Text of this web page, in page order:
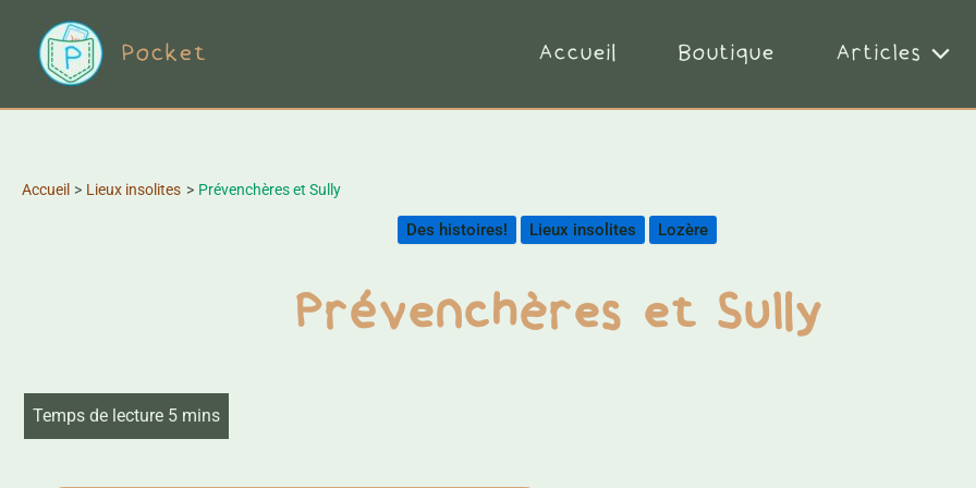
Pocket Accueil Boutique Articles
Accueil Lieux insolites Prévenchères et Sully
Des histoires! Lieux insolites Lozère
Prévenchères et Sully